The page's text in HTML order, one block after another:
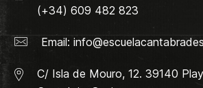
(+34) 609 482 823
Email:
C/ Isla de Mouro, 12. 39140